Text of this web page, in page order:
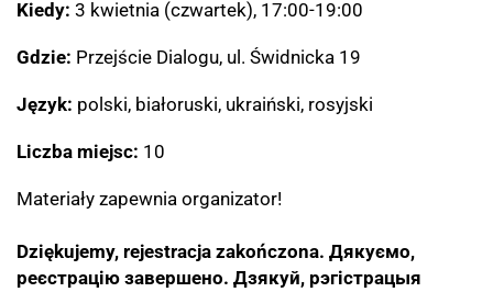
Kiedy: 3 kwietnia (czwartek), 17:00-19:00
Gdzie: Przejście Dialogu, ul. Świdnicka 19
Język: polski, białoruski, ukraiński, rosyjski
Liczba miejsc: 10
Materiały zapewnia organizator!
Dziękujemy, rejestracja zakończona. Дякуємо,
реєстрацію завершено. Дзякуй, рэгістрацыя